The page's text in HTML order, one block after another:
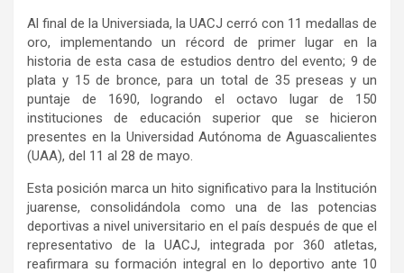
Al final de la Universiada, la UACJ cerró con 11 medallas de
oro, implementando un récord de primer lugar en la
historia de esta casa de estudios dentro del evento; 9 de
plata y 15 de bronce, para un total de 35 preseas y un
puntaje de 1690, logrando el octavo lugar de 150
instituciones de educación superior que se hicieron
presentes en la Universidad Autónoma de Aguascalientes
(UAA), del 11 al 28 de mayo.
Esta posición marca un hito significativo para la Institución
juarense, consolidándola como una de las potencias
deportivas a nivel universitario en el país después de que el
representativo de la UACJ, integrada por 360 atletas,
reafirmara su formación integral en lo deportivo ante 10